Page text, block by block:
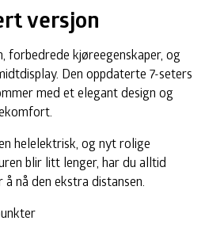
versjon
forbedrede kjøreegenskaper, og
Den oppdaterte 7-seters
med et elegant design og
helelektrisk, og nyt rolige
blir litt lenger, har du alltid
nå den ekstra distansen.